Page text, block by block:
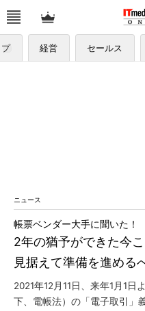
経営 セールス
ニュース
2年の猶予ができた今
見据えて準備を進める
帳票ベンダー大手に聞いた！
2021年12月11日、来年1月1日
下、電帳法）の「電子取引」